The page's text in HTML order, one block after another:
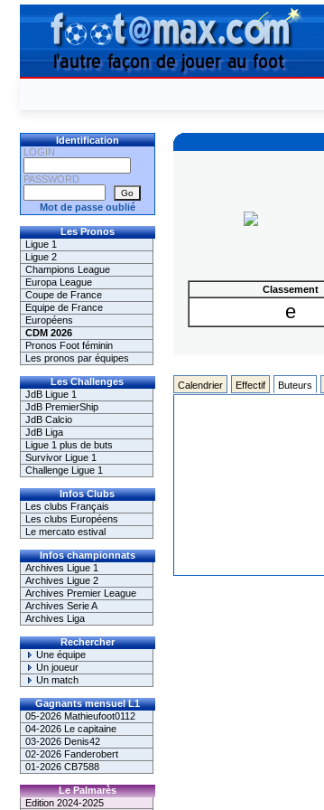
Identification
LOGIN
PASSWORD
Mot de passe oublié
Les Pronos
Ligue 1
Ligue 2
Champions League
Europa League
Coupe de France
Equipe de France
Européens
CDM 2026
Pronos Foot féminin
Les pronos par équipes
Les Challenges
JdB Ligue 1
JdB PremierShip
JdB Calcio
JdB Liga
Ligue 1 plus de buts
Survivor Ligue 1
Challenge Ligue 1
Infos Clubs
Les clubs Français
Les clubs Européens
Le mercato estival
Infos championnats
Archives Ligue 1
Archives Ligue 2
Archives Premier League
Archives Serie A
Archives Liga
Rechercher
Une équipe
Un joueur
Un match
Gagnants mensuel L1
05-2026 Mathieufoot0112
04-2026 Le capitaine
03-2026 Denis42
02-2026 Fanderobert
01-2026 CB7588
Le Palmarès
Edition 2024-2025
Classement
e
Calendrier Effectif Buteurs